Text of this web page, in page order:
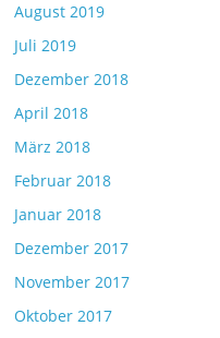
August 2019
Juli 2019
Dezember 2018
April 2018
März 2018
Februar 2018
Januar 2018
Dezember 2017
November 2017
Oktober 2017